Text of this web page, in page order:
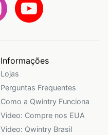
Informações
Lojas
Perguntas Frequentes
Como a Qwintry Funciona
Video: Compre nos EUA
Video: Qwintry Brasil